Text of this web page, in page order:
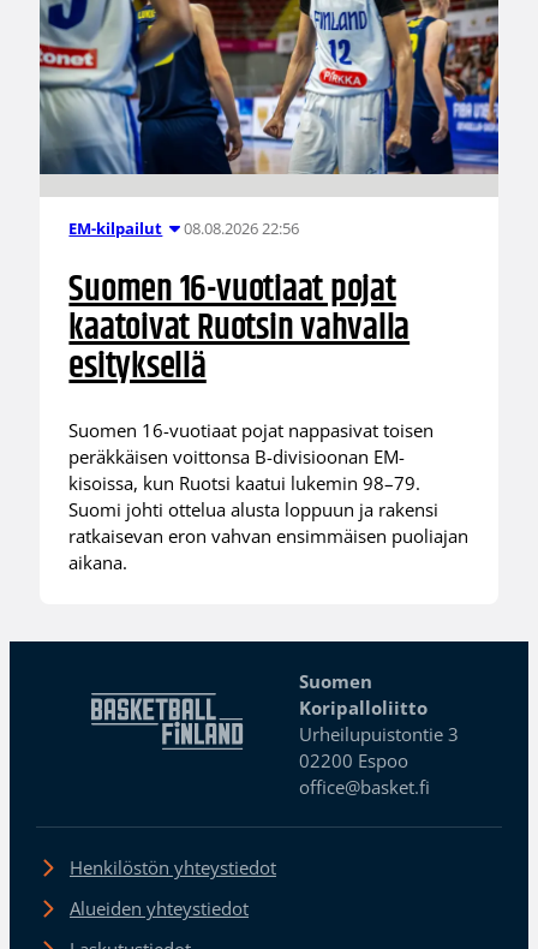
EM-kilpailut 08.08.2026 22:56
Suomen 16-vuotiaat pojat
kaatoivat Ruotsin vahvalla
esityksellä
Suomen 16-vuotiaat pojat nappasivat toisen
peräkkäisen voittonsa B-divisioonan EM-
kisoissa, kun Ruotsi kaatui lukemin 98–79.
Suomi johti ottelua alusta loppuun ja rakensi
ratkaisevan eron vahvan ensimmäisen puoliajan
aikana.
Suomen
Koripalloliitto
Urheilupuistontie 3
02200 Espoo
office@basket.fi
Henkilöstön yhteystiedot
Alueiden yhteystiedot